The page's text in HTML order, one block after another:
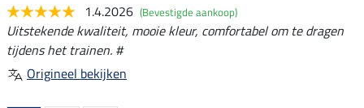
1.4.2026 (Bevestigde aankoop)
Uitstekende kwaliteit, mooie kleur, comfortabel om te dragen
tijdens het trainen. #
Origineel bekijken